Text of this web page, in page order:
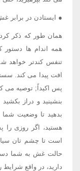
● ایستادن در برابر
همان طور که ذکر
همه اندام ها دستور
تنفس کندتر خواهد
افت پیدا می کند.
پس اکیداً; توصیه می
بنشینید و دراز
بدهید تا وضعیت
هستید، اگر روزی را
است تا چشم تان
حالت غش به شما
دارید، در واقع شرایط